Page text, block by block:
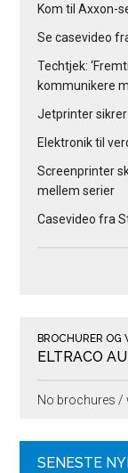
Kom til Axxon-
Se casevideo
Techtjek:
kommunikere
Jetprinter
Elektronik til
Screenprinter
mellem serier
Casevideo fra
BROCHURER OG
ELTRACO
No brochures /
SENESTE